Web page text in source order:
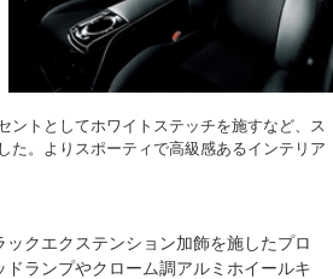
ントとしてホワイトステッチを施すなど、ス
た。よりスポーティで高級感あるインテリア
クエクステンション加飾を施したプロ
ランプやクローム調アルミホイールキ